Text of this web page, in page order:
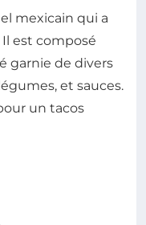
mexicain qui a
est composé
garnie de divers
et sauces.
un tacos